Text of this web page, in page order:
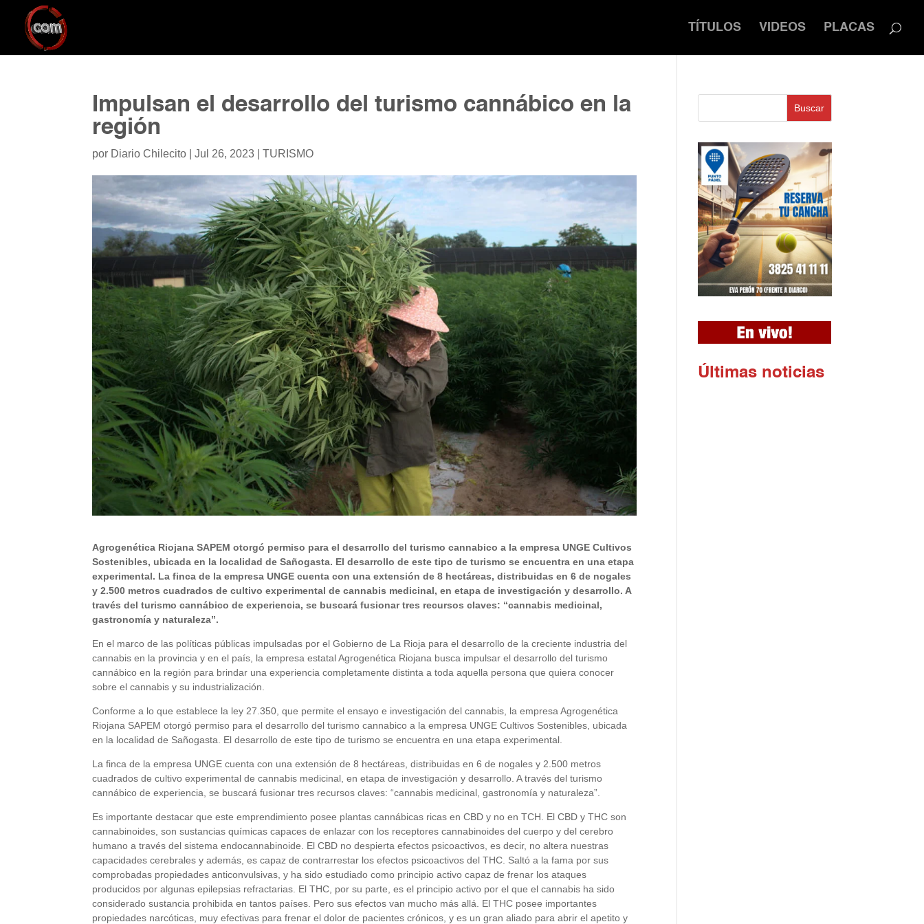
TÍTULOS VIDEOS PLACAS
Impulsan el desarrollo del turismo cannábico en la
región
por Diario Chilecito |Jul 26, 2023 |TURISMO
Agrogenética Riojana SAPEM otorgó permiso para el desarrollo del turismo cannabico a la empresa UNGE Cultivos
Sostenibles, ubicada en la localidad de Sañogasta. El desarrollo de este tipo de turismo se encuentra en una etapa
experimental. La finca de la empresa UNGE cuenta con una extensión de 8 hectáreas, distribuidas en 6 de nogales
y 2.500 metros cuadrados de cultivo experimental de cannabis medicinal, en etapa de investigación y desarrollo. A
través del turismo cannábico de experiencia, se buscará fusionar tres recursos claves: “cannabis medicinal,
gastronomía y naturaleza”.
En el marco de las políticas públicas impulsadas por el Gobierno de La Rioja para el desarrollo de la creciente industria del
cannabis en la provincia y en el país, la empresa estatal Agrogenética Riojana busca impulsar el desarrollo del turismo
cannábico en la región para brindar una experiencia completamente distinta a toda aquella persona que quiera conocer
sobre el cannabis y su industrialización.
Conforme a lo que establece la ley 27.350, que permite el ensayo e investigación del cannabis, la empresa Agrogenética
Riojana SAPEM otorgó permiso para el desarrollo del turismo cannabico a la empresa UNGE Cultivos Sostenibles, ubicada
en la localidad de Sañogasta. El desarrollo de este tipo de turismo se encuentra en una etapa experimental.
La finca de la empresa UNGE cuenta con una extensión de 8 hectáreas, distribuidas en 6 de nogales y 2.500 metros
cuadrados de cultivo experimental de cannabis medicinal, en etapa de investigación y desarrollo. A través del turismo
cannábico de experiencia, se buscará fusionar tres recursos claves: “cannabis medicinal, gastronomía y naturaleza”.
Es importante destacar que este emprendimiento posee plantas cannábicas ricas en CBD y no en TCH. El CBD y THC son
cannabinoides, son sustancias químicas capaces de enlazar con los receptores cannabinoides del cuerpo y del cerebro
humano a través del sistema endocannabinoide. El CBD no despierta efectos psicoactivos, es decir, no altera nuestras
capacidades cerebrales y además, es capaz de contrarrestar los efectos psicoactivos del THC. Saltó a la fama por sus
comprobadas propiedades anticonvulsivas, y ha sido estudiado como principio activo capaz de frenar los ataques
producidos por algunas epilepsias refractarias. El THC, por su parte, es el principio activo por el que el cannabis ha sido
considerado sustancia prohibida en tantos países. Pero sus efectos van mucho más allá. El THC posee importantes
propiedades narcóticas, muy efectivas para frenar el dolor de pacientes crónicos, y es un gran aliado para abrir el apetito y
Buscar
Ú ltimas noticias